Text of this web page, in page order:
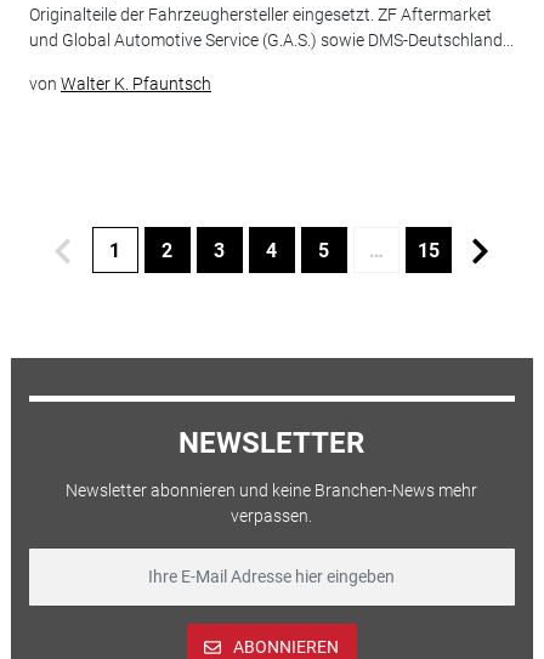
Originalteile der Fahrzeughersteller eingesetzt. ZF Aftermarket
und Global Automotive Service (G.A.S.) sowie DMS-Deutschland...
von Walter K. Pfauntsch
1 2 3 4 5 … 15
NEWSLETTER
Newsletter abonnieren und keine Branchen-News mehr
verpassen.
ABONNIEREN